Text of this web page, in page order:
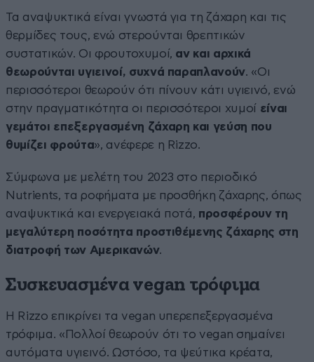
Τα αναψυκτικά είναι γνωστά για τη ζάχαρη και τις
θερμίδες τους, ενώ στερούνται θρεπτικών
συστατικών. Οι φρουτοχυμοί, αν και αρχικά
θεωρούνται υγιεινοί, συχνά παραπλανούν. «Οι
περισσότεροι θεωρούν ότι πίνουν κάτι υγιεινό, ενώ
στην πραγματικότητα οι περισσότεροι χυμοί είναι
γεμάτοι επεξεργασμένη ζάχαρη και γεύση που
θυμίζει φρούτα», ανέφερε η Rizzo.
Σύμφωνα με μελέτη του 2023 στο περιοδικό
Nutrients, τα ροφήματα με προσθήκη ζάχαρης, όπως
αναψυκτικά και ενεργειακά ποτά, προσφέρουν τη
μεγαλύτερη ποσότητα προστιθέμενης ζάχαρης στη
διατροφή των Αμερικανών.
Συσκευασμένα vegan τρόφιμα
Η Rizzo επικρίνει τα vegan υπερεπεξεργασμένα
τρόφιμα. «Πολλοί θεωρούν ότι το vegan σημαίνει
αυτόματα υγιεινό. Ωστόσο, τα ψεύτικα κρέατα,